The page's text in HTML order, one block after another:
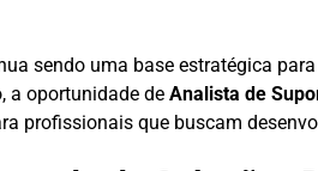
sendo uma base estratégica
a oportunidade de Analista de
profissionais que buscam